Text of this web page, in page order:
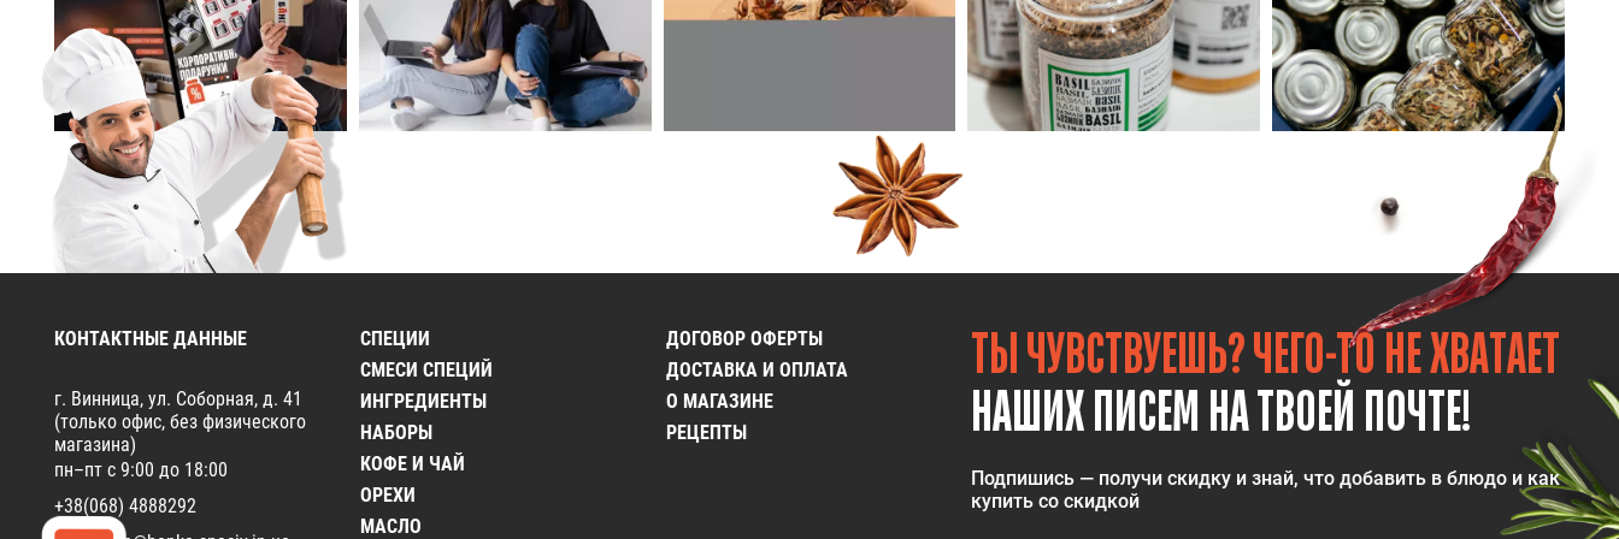
КОНТАКТНЫЕ ДАННЫЕ
г. Винница, ул. Соборная, д. 41
(только офис, без физического
магазина)
пн–пт с 9:00 до 18:00
+38(068) 4888292
СПЕЦИИ
СМЕСИ СПЕЦИЙ
ИНГРЕДИЕНТЫ
НАБОРЫ
КОФЕ И ЧАЙ
ОРЕХИ
МАСЛО
ДОГОВОР ОФЕРТЫ
ДОСТАВКА И ОПЛАТА
О МАГАЗИНЕ
РЕЦЕПТЫ
ТЫ ЧУВСТВУЕШЬ? ЧЕГО-ТО НЕ ХВАТАЕТ
НАШИХ ПИСЕМ НА ТВОЕЙ ПОЧТЕ!
Подпишись — получи скидку и знай, что добавить в блюдо и как
купить со скидкой